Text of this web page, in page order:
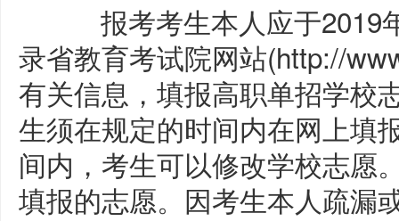
报考考生本人应于2019
录省教育考试院网站(http://
有关信息，填报高职单招学校
生须在规定的时间内在网上填
间内，考生可以修改学校志愿
填报的志愿。因考生本人疏漏